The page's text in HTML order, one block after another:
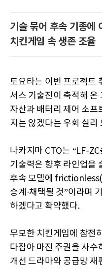
기술 묶어 후속 기종
치킨게임 속 생존 조율
토요타는 이번 프로젝트
서스 기술진이 축적해 온
자산과 배터리 제어 소프
지는 않겠다는 우회 실리
나카지마 CTO는 “LF-
기술력은 향후 라인업을
후속 모델에
승계·채택될 것”이라며
하겠다고 확약했다.
무모한 치킨게임에 참전
다잡아 마진 주권을 사수
개선 드라마와 공급망 재